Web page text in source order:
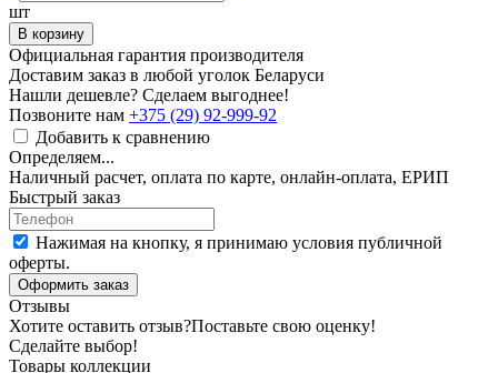
шт
В корзину
Официальная гарантия производителя
Доставим заказ в любой уголок Беларуси
Нашли дешевле? Сделаем выгоднее!
Позвоните нам +375 (29) 92-999-92
Добавить к сравнению
Определяем...
Наличный расчет, оплата по карте, онлайн-оплата, ЕРИП
Быстрый заказ
Нажимая на кнопку, я принимаю условия публичной
оферты.
Оформить заказ
Отзывы
Хотите оставить отзыв?Поставьте свою оценку!
Сделайте выбор!
Товары коллекции